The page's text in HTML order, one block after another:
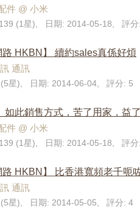
件 @ 小米
(1星), 日期: 2014-05-18, 評分
路 HKBN】 續約sales真係好煩
通訊
(5星), 日期: 2014-06-04, 評分: 5
如此銷售方式，苦了用家，益
件 @ 小米
(1星), 日期: 2014-05-18, 評分
路 HKBN】 比香港寬頻老千呃
通訊
(5星), 日期: 2014-05-05, 評分: 4